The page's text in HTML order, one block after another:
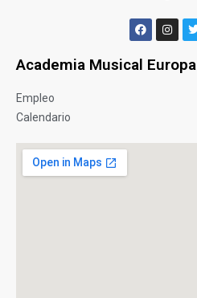
Academia Musical Europa
Empleo
Calendario